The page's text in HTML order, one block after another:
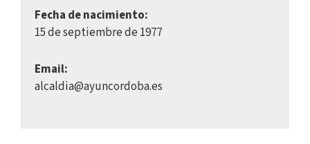
Fecha de nacimiento:
15 de septiembre de 1977
Email:
alcaldia@ayuncordoba.es